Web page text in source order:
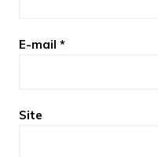
E-mail *
Site